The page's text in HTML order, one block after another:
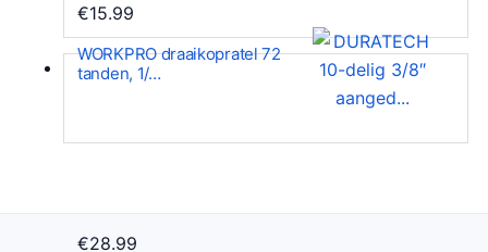
€15.99
WORKPRO draaikopratel 72
tanden, 1/…
€28.99